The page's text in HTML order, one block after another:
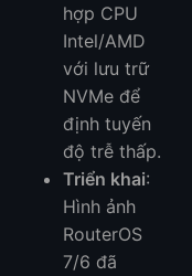
hợp CPU
Intel/AMD
với lưu trữ
NVMe để
định tuyến
độ trễ thấp.
Triển khai:
Hình ảnh
RouterOS
7/6 đã